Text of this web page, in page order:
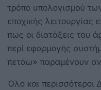
τρόπο υπολογισμού
εποχικής λειτουργίας
πως οι διατάξεις του
περί εφαρμογής
πετάω» παραμένουν
Όλο και περισσότεροι